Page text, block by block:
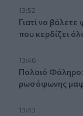
13:52
Γιατί να
που κερδίζει
13:46
Παλαιό
ρωσόφωνης
13:43